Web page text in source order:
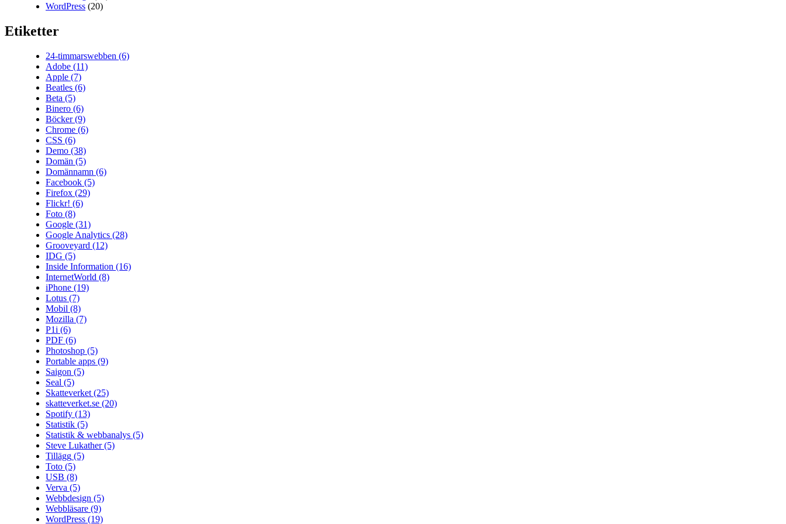
WordPress (20)
Etiketter
24-timmarswebben (6)
Adobe (11)
Apple (7)
Beatles (6)
Beta (5)
Binero (6)
Böcker(9)
Chrome (6)
CSS (6)
Demo (38)
Domän (5)
Domännamn (6)
Facebook (5)
Firefox (29)
Flickr! (6)
Foto (8)
Google (31)
Google Analytics (28)
Grooveyard (12)
IDG (5)
Inside Information (16)
InternetWorld (8)
iPhone (19)
Lotus (7)
Mobil (8)
Mozilla (7)
P1i (6)
PDF (6)
Photoshop (5)
Portable apps (9)
Saigon (5)
Seal (5)
Skatteverket (25)
skatteverket.se (20)
Spotify (13)
Statistik (5)
Statistik & webbanalys (5)
Steve Lukather(5)
Tillägg (5)
Toto (5)
USB (8)
Verva (5)
Webbdesign (5)
Webbläsare (9)
WordPress (19)